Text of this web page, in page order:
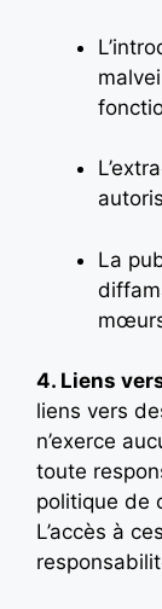
La
4. Liens
liens vers
n’exerce
toute
politique de
L’accès à